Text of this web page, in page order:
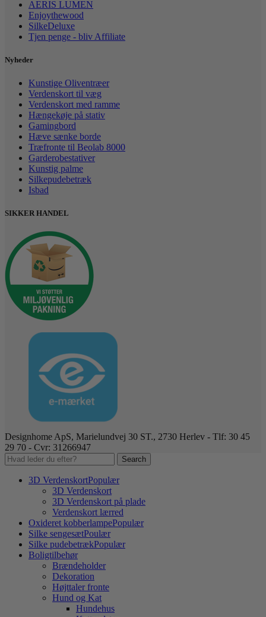
AERIS LUMEN
Enjoythewood
SilkeDeluxe
Tjen penge - bliv Affiliate
Nyheder
Kunstige Oliventræer
Verdenskort til væg
Verdenskort med ramme
Hængekøje på stativ
Gamingbord
Hæve sænke borde
Træfronte til Beolab 8000
Garderobestativer
Kunstig palme
Silkepudebetræk
Isbad
SIKKER HANDEL
Designhome ApS, Marielundvej 30 ST., 2730 Herlev - Tlf: 30 45
29 70 - Cvr: 31266947
Search
3D VerdenskortPopulær
3D Verdenskort
3D Verdenskort på plade
Verdenskort lærred
Oxideret kobberlampePopulær
Silke sengesætPoulær
Silke pudebetrækPopulær
Boligtilbehør
Brændeholder
Dekoration
Højttaler fronte
Hund og Kat
Hundehus